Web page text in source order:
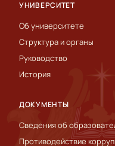
УНИВЕРСИТЕТ
Об университете
Структура и органы
Руководство
История
ДОКУМЕНТЫ
Сведения об
Противодействие